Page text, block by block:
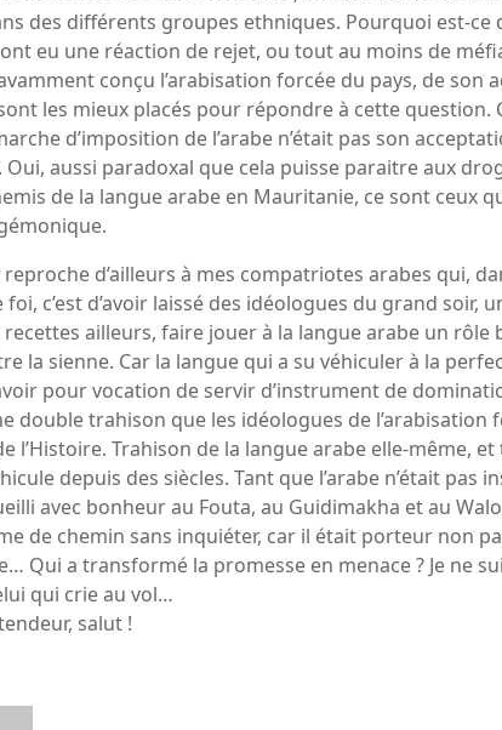
des différents groupes ethniques. Pourquoi est-ce
eu une réaction de rejet, ou tout au moins de
conçu l’arabisation forcée du pays, de son
les mieux placés pour répondre à cette question.
d’imposition de l’arabe n’était pas son
Oui, aussi paradoxal que cela puisse paraitre aux
de la langue arabe en Mauritanie, ce sont ceux
reproche d’ailleurs à mes compatriotes arabes qui,
foi, c’est d’avoir laissé des idéologues du grand soir,
recettes ailleurs, faire jouer à la langue arabe un
la sienne. Car la langue qui a su véhiculer à la
pour vocation de servir d’instrument de
double trahison que les idéologues de
l’Histoire. Trahison de la langue arabe elle-même,
depuis des siècles. Tant que l’arabe n’était
avec bonheur au Fouta, au Guidimakha et au
de chemin sans inquiéter, car il était porteur non
Qui a transformé la promesse en menace ? Je ne
qui crie au vol…
salut !